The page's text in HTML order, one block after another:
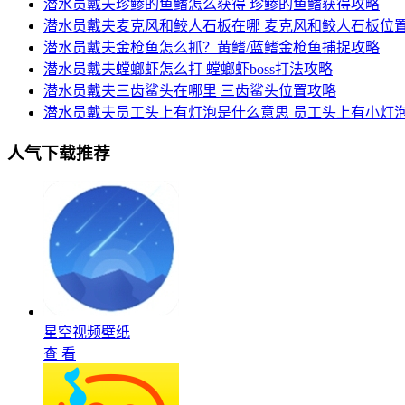
潜水员戴夫珍鲹的鱼鳍怎么获得 珍鲹的鱼鳍获得攻略
潜水员戴夫麦克风和鲛人石板在哪 麦克风和鲛人石板位
潜水员戴夫金枪鱼怎么抓？黄鳍/蓝鳍金枪鱼捕捉攻略
潜水员戴夫螳螂虾怎么打 螳螂虾boss打法攻略
潜水员戴夫三齿鲨头在哪里 三齿鲨头位置攻略
潜水员戴夫员工头上有灯泡是什么意思 员工头上有小灯
人气下载推荐
星空视频壁纸
查 看